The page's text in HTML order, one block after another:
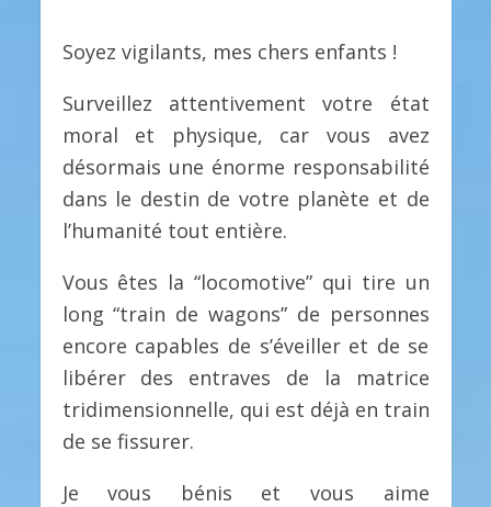
Soyez vigilants, mes chers enfants !
Surveillez attentivement votre état
moral et physique, car vous avez
désormais une énorme responsabilité
dans le destin de votre planète et de
l’humanité tout entière.
Vous êtes la “locomotive” qui tire un
long “train de wagons” de personnes
encore capables de s’éveiller et de se
libérer des entraves de la matrice
tridimensionnelle, qui est déjà en train
de se fissurer.
Je vous bénis et vous aime